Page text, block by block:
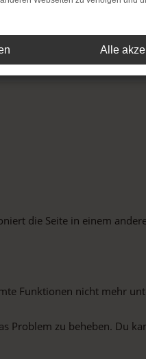
die Seite in einem
Funktionen nicht mehr
zu beheben. Du
Alle